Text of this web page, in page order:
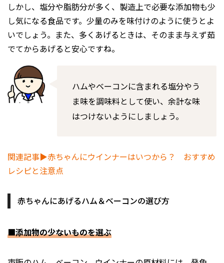
しかし、塩分や脂肪分が多く、製造上で必要な添加物も少
し気になる食品です。少量のみを味付けのように使うとよ
いでしょう。また、多くあげるときは、そのまま与えず茹
でてからあげると安心ですね。
ハムやベーコンに含まれる塩分やう
ま味を調味料として使い、余計な味
はつけないようにしましょう。
関連記事▶赤ちゃんにウインナーはいつから？ おすすめ
レシピと注意点
赤ちゃんにあげるハム＆ベーコンの選び方
■添加物の少ないものを選ぶ